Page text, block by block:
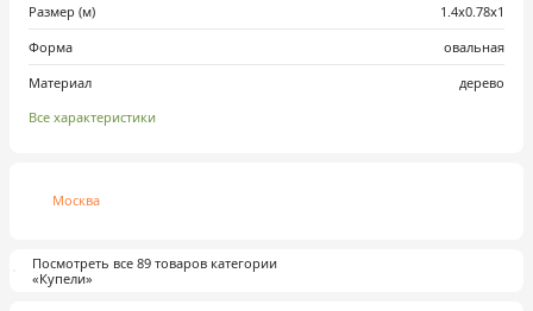
Размер (м)
1.4х0.78х1
Форма
овальная
Материал
дерево
Все характеристики
Москва
Посмотреть все 89 товаров категории
«Купели»